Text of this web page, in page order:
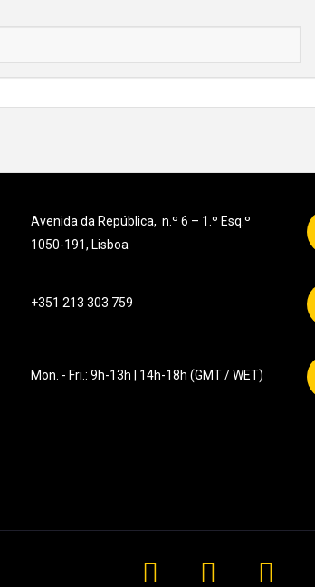
Avenida da República, n.º 6 – 1.º Esq.º
1050-191, Lisboa
+351 213 303 759
Mon. - Fri.: 9h-13h | 14h-18h (GMT / WET)